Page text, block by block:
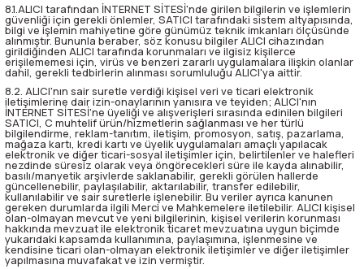
8.1.ALICI tarafından İNTERNET SİTESİ'nde girilen bilgilerin ve işlemlerin
güvenliği için gerekli önlemler, SATICI tarafındaki sistem altyapısında,
bilgi ve işlemin mahiyetine göre günümüz teknik imkanları ölçüsünde
alınmıştır. Bununla beraber, söz konusu bilgiler ALICI cihazından
girildiğinden ALICI tarafında korunmaları ve ilgisiz kişilerce
erişilememesi için, virüs ve benzeri zararlı uygulamalara ilişkin olanlar
dahil, gerekli tedbirlerin alınması sorumluluğu ALICI'ya aittir.
8.2. ALICI'nın sair suretle verdiği kişisel veri ve ticari elektronik
iletişimlerine dair izin-onaylarının yanısıra ve teyiden; ALICI'nın
İNTERNET SİTESİ'ne üyeliği ve alışverişleri sırasında edinilen bilgileri
SATICI, C muhtelif ürün/hizmetlerin sağlanması ve her türlü
bilgilendirme, reklam-tanıtım, iletişim, promosyon, satış, pazarlama,
mağaza kartı, kredi kartı ve üyelik uygulamaları amaçlı yapılacak
elektronik ve diğer ticari-sosyal iletişimler için, belirtilenler ve halefleri
nezdinde süresiz olarak veya öngörecekleri süre ile kayda alınabilir,
basılı/manyetik arşivlerde saklanabilir, gerekli görülen hallerde
güncellenebilir, paylaşılabilir, aktarılabilir, transfer edilebilir,
kullanılabilir ve sair suretlerle işlenebilir. Bu veriler ayrıca kanunen
gereken durumlarda ilgili Merci ve Mahkemelere iletilebilir. ALICI kişisel
olan-olmayan mevcut ve yeni bilgilerinin, kişisel verilerin korunması
hakkında mevzuat ile elektronik ticaret mevzuatına uygun biçimde
yukarıdaki kapsamda kullanımına, paylaşımına, işlenmesine ve
kendisine ticari olan-olmayan elektronik iletişimler ve diğer iletişimler
yapılmasına muvafakat ve izin vermiştir.